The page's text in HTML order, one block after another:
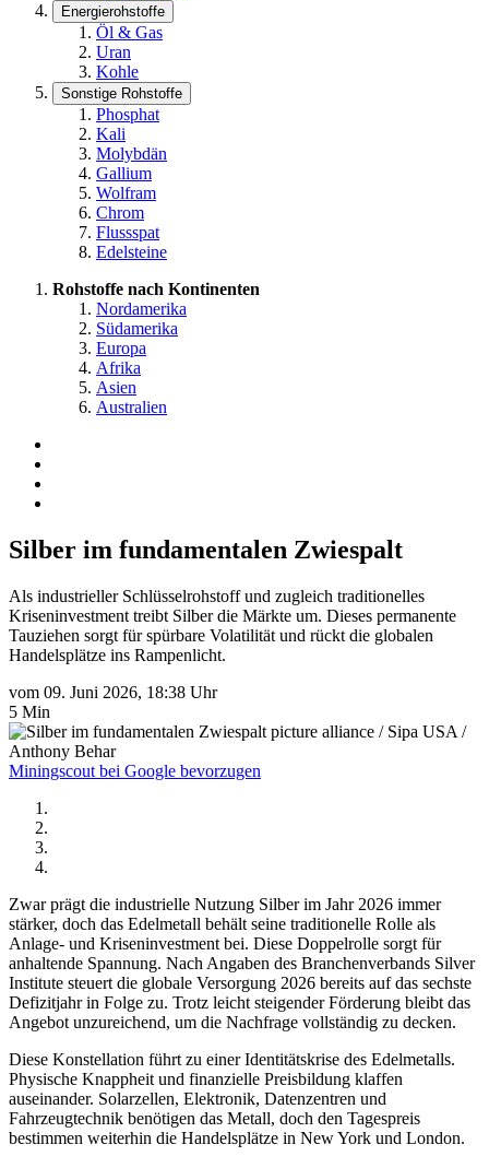
Energierohstoffe
Öl & Gas
Uran
Kohle
Sonstige Rohstoffe
Phosphat
Kali
Molybdän
Gallium
Wolfram
Chrom
Flussspat
Edelsteine
Rohstoffe nach Kontinenten
Nordamerika
Südamerika
Europa
Afrika
Asien
Australien
Silber im fundamentalen Zwiespalt
Als industrieller Schlüsselrohstoff und zugleich traditionelles
Kriseninvestment treibt Silber die Märkte um. Dieses permanente
Tauziehen sorgt für spürbare Volatilität und rückt die globalen
Handelsplätze ins Rampenlicht.
vom 09. Juni 2026, 18:38 Uhr
5 Min
picture alliance / Sipa USA /
Anthony Behar
Miningscout bei Google bevorzugen
Zwar prägt die industrielle Nutzung Silber im Jahr 2026 immer
stärker, doch das Edelmetall behält seine traditionelle Rolle als
Anlage- und Kriseninvestment bei. Diese Doppelrolle sorgt für
anhaltende Spannung. Nach Angaben des Branchenverbands Silver
Institute steuert die globale Versorgung 2026 bereits auf das sechste
Defizitjahr in Folge zu. Trotz leicht steigender Förderung bleibt das
Angebot unzureichend, um die Nachfrage vollständig zu decken.
Diese Konstellation führt zu einer Identitätskrise des Edelmetalls.
Physische Knappheit und finanzielle Preisbildung klaffen
auseinander. Solarzellen, Elektronik, Datenzentren und
Fahrzeugtechnik benötigen das Metall, doch den Tagespreis
bestimmen weiterhin die Handelsplätze in New York und London.